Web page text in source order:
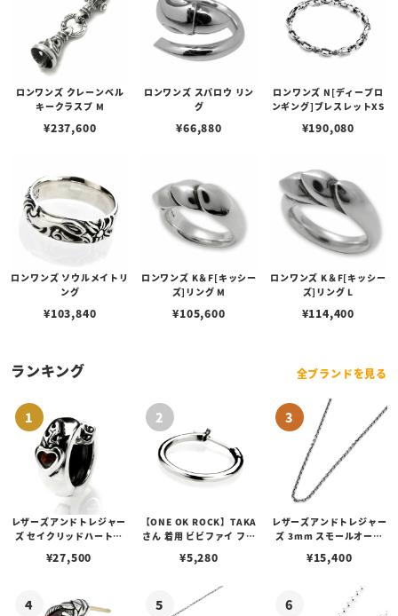
ロンワンズ クレーンベル
キークラスプ M
¥237,600
ロンワンズ スパロウ リン
グ
¥66,880
ロンワンズ N[ディープロ
ンギング]ブレスレットXS
¥190,080
ロンワンズ ソウルメイトリ
ング
¥103,840
ロンワンズ K＆F[キッシー
ズ]リング M
¥105,600
ロンワンズ K＆F[キッシー
ズ]リング L
¥114,400
ランキング 全ブランドを見る
レザーズアンドトレジャー
ズ セイクリッドハートピ
¥27,500
【ONE OK ROCK】TAKA
さん 着用 ビビファイ フー
¥5,280
レザーズアンドトレジャー
ズ 3mm スモールオーバ
ブスタークラスプ＆LTロ
¥15,400